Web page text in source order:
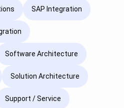
SAP Integration
Software Architecture
Solution Architecture
Support / Service